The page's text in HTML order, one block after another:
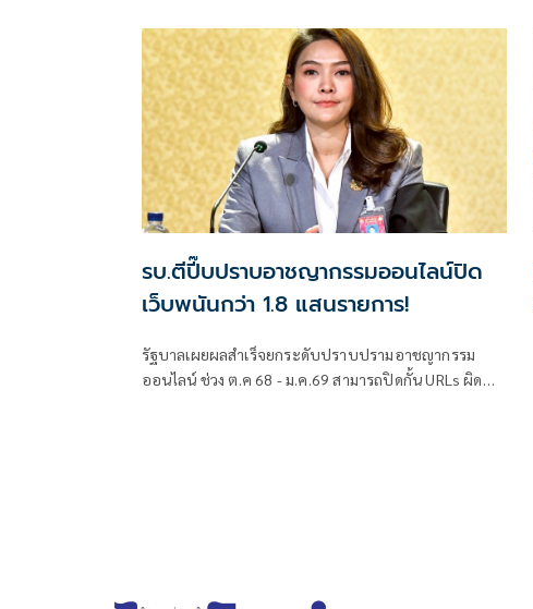
ขณะที่ “หมายเรียกครั้งที่ 1” กำหนดเดิม พฤหัสบดี 12 มี.ค.
เวลา 10 โมง
รบ.ตีปี๊บปราบอาชญากรรมออนไลน์ปิด
เว็บพนันกว่า 1.8 แสนรายการ!
รัฐบาลเผยผลสำเร็จยกระดับปราบปรามอาชญากรรม
ออนไลน์ ช่วง ต.ค 68 - ม.ค.69 สามารถปิดกั้น URLs ผิด